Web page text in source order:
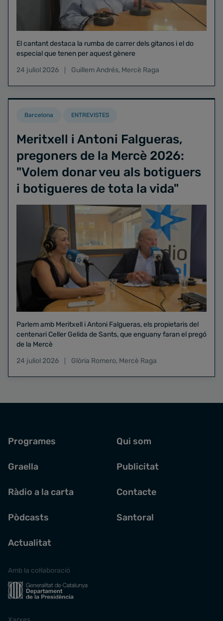
El cantant destaca la rumba de carrer dels gitanos i el do
especial que tenen per aquest gènere
24 juliol 2026
Guillem Andrés, Mercè Raga
Barcelona ENTREVISTES
Meritxell i Antoni Falgueras,
pregoners de la Mercè 2026:
"Volem donar veu als botiguers
i botigueres de tota la vida"
Parlem amb Meritxell i Antoni Falgueras, els propietaris del
centenari Celler Gelida de Sants, que enguany faran el pregó
de la Mercè
24 juliol 2026
Glòria Romero, Mercè Raga
Programes
Graella
Ràdio a la carta
Pòdcasts
Actualitat
Qui som
Publicitat
Contacte
Santoral
Amb la col·laboració